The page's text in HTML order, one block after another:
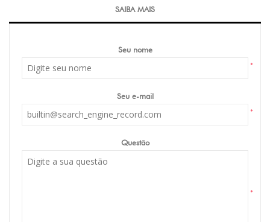
SAIBA MAIS
Seu nome
*
Seu e-mail
*
Questão
*